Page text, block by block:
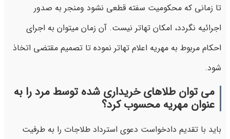
تا زمانی که محکومیت سفته قطعی نشود ومنجر به صدور
اجرائیه نگردد، امکان تهاتر نیست. آن زمان میتوان به اجرای
احکام مربوط به مهریه اعلام تهاتر نموده تا تصمیم مقتضی اتخاذ
شود.
می توان طلاهای خریداری شده توسط مرد را به
عنوان مهریه محسوب کرد؟
باید با تقدیم دادخواست دعوی استرداد طلاجات را به طرفیت